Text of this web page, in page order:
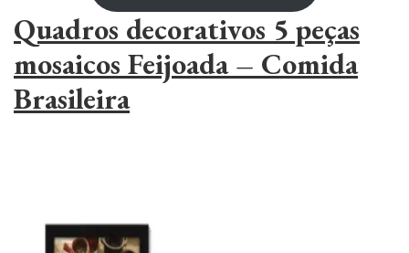
Quadros decorativos 5 peças
mosaicos Feijoada – Comida
Brasileira